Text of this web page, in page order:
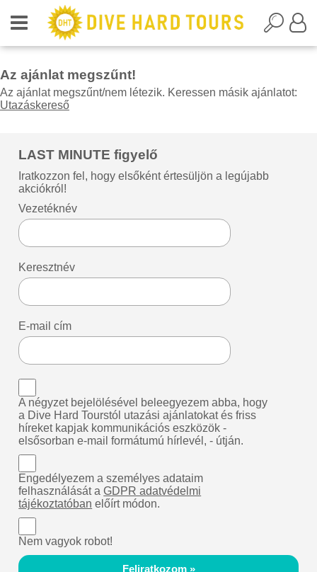
Az ajánlat megszűnt!
Az ajánlat megszűnt/nem létezik. Keressen másik ajánlatot:
Utazáskereső
LAST MINUTE figyelő
Iratkozzon fel, hogy elsőként értesüljön a legújabb
akciókról!
Vezetéknév
Keresztnév
E-mail cím
A négyzet bejelölésével beleegyezem abba, hogy
a Dive Hard Tourstól utazási ajánlatokat és friss
híreket kapjak kommunikációs eszközök -
elsősorban e-mail formátumú hírlevél, - útján.
Engedélyezem a személyes adataim
felhasználását aGDPR adatvédelmi
tájékoztatóban előírt módon.
Nem vagyok robot!
Feliratkozom »